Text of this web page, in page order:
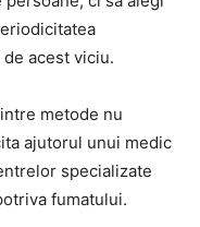
acest viciu.
metode nu
ajutorul unui medic
specializate
fumatului.